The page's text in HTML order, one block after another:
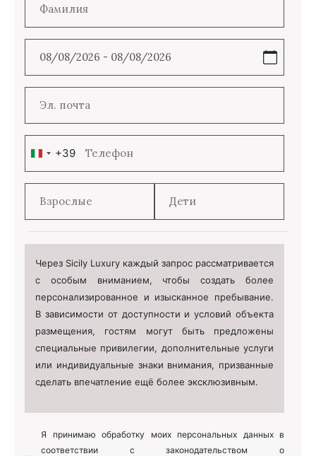
Italy+39
Через Sicily Luxury каждый запрос рассматривается
с особым вниманием, чтобы создать более
персонализированное и изысканное пребывание.
В зависимости от доступности и условий объекта
размещения, гостям могут быть предложены
специальные привилегии, дополнительные услуги
или индивидуальные знаки внимания, призванные
сделать впечатление ещё более эксклюзивным.
Я принимаю обработку моих персональных данных в
соответствии с законодательством о